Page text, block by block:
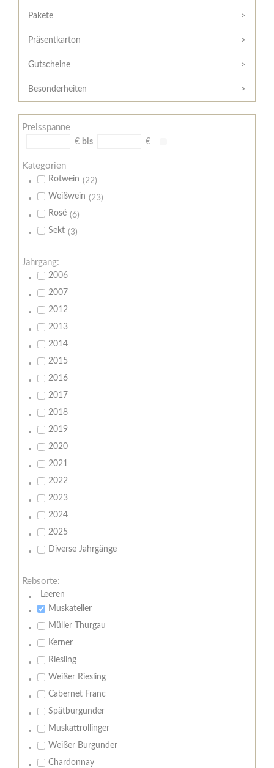
/
Widerrufsformular
AGB
Zahlungsbedingungen
Meine
Pakete
Präsentkarton
Gutscheine
Besonderheiten
Preisspanne
€ bis €
Kategorien
Rotwein (22)
Weißwein (23)
Rosé (6)
Sekt (3)
Jahrgang:
2006
2007
2012
2013
2014
2015
2016
2017
2018
2019
2020
2021
2022
2023
2024
2025
Diverse Jahrgänge
Rebsorte:
Leeren
Muskateller
Müller Thurgau
Kerner
Riesling
Weißer Riesling
Cabernet Franc
Spätburgunder
Muskattrollinger
Weißer Burgunder
Chardonnay